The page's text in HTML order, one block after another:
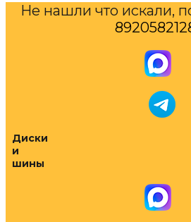
Не нашли что искали,
Диски
и
шины